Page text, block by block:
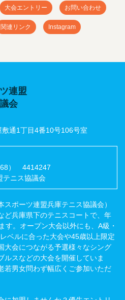
大会エントリー お問い合わせ
関連リンク Instagram
連盟
会
通1丁目4番10号106号室
） 4414247
ニス協議会
ポーツ連盟兵庫テニス協議会）
ど兵庫県下のテニスコートで、年
す。オープン大会以外にも、A級・
ベルに合った大会や45歳以上限定
大会につながる予選様々なシング
ルスなどの大会を開催していま
若男女問わず幅広くご参加いただ